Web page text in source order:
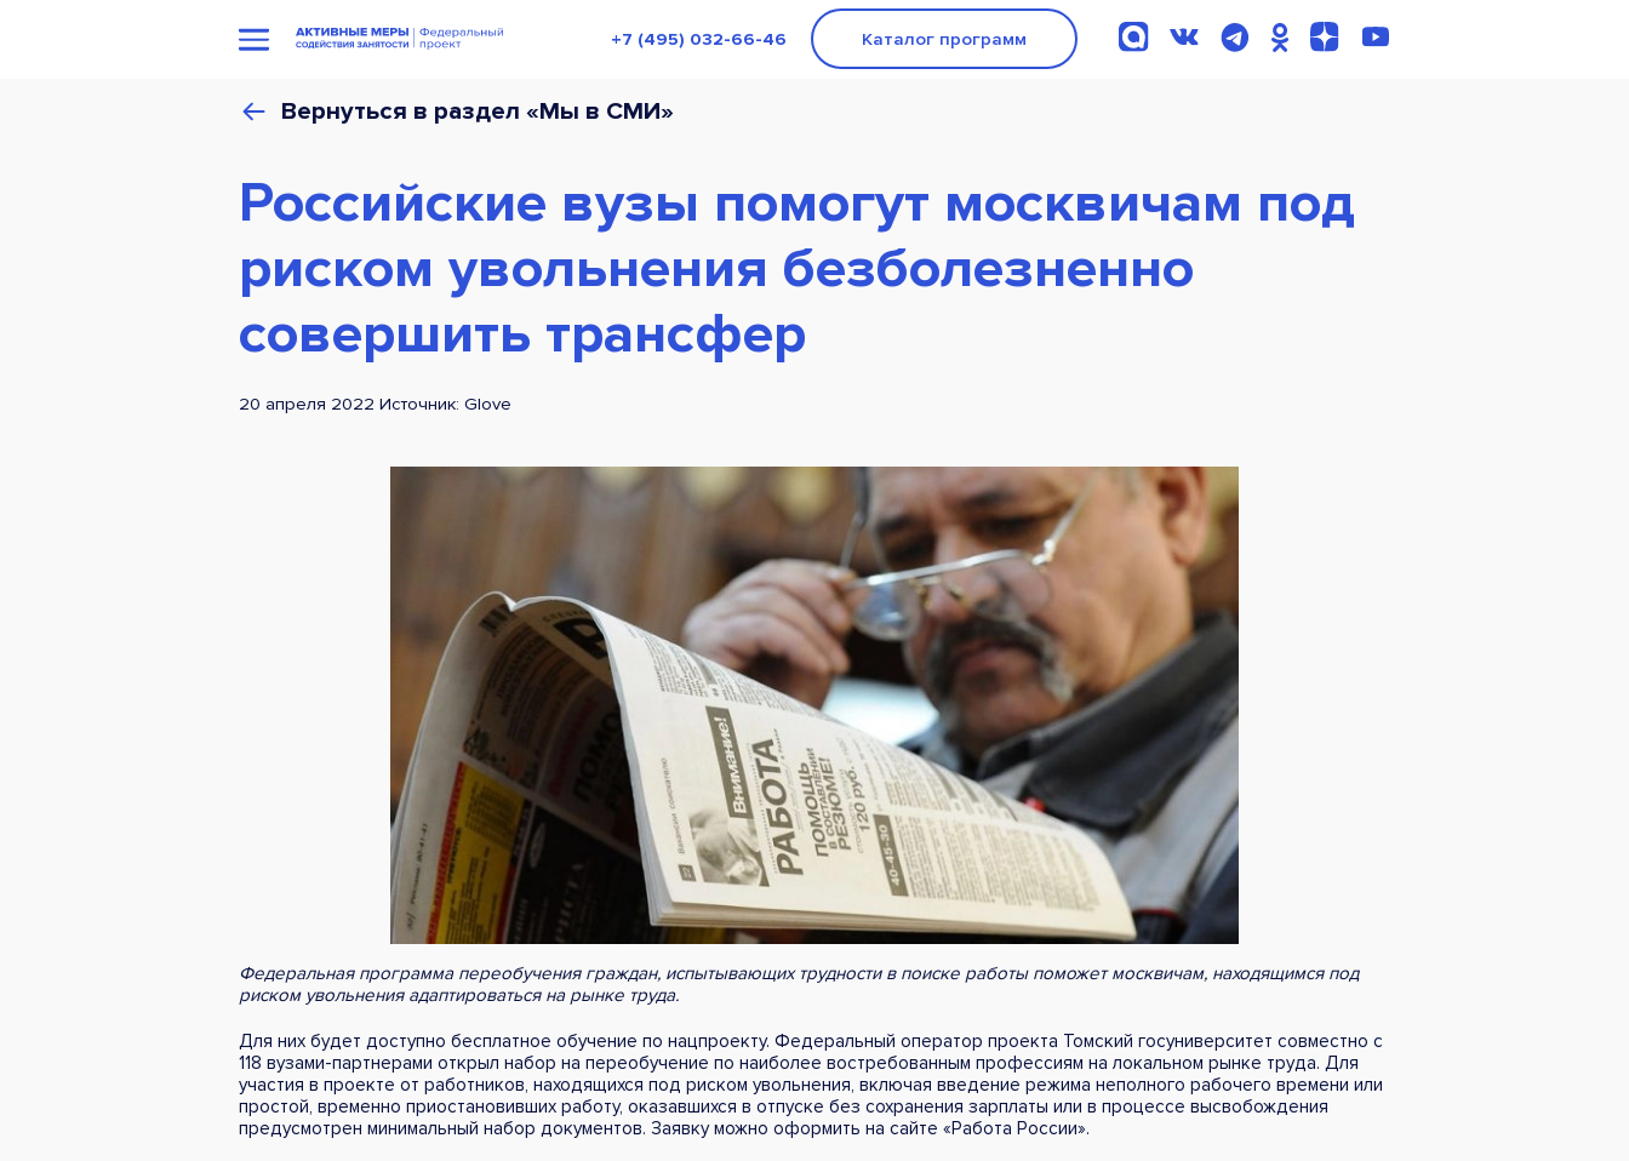
+7 (495) 032-66-46 Каталог программ
Вернуться в раздел «Мы в СМИ»
Российские вузы помогут москвичам под
риском увольнения безболезненно
совершить трансфер
20 апреля 2022 Источник: Glove
Федеральная программа переобучения граждан, испытывающих трудности в поиске работы поможет москвичам, находящимся под
риском увольнения адаптироваться на рынке труда.
Для них будет доступно бесплатное обучение по нацпроекту. Федеральный оператор проекта Томский госуниверситет совместно с
118 вузами-партнерами открыл набор на переобучение по наиболее востребованным профессиям на локальном рынке труда. Для
участия в проекте от работников, находящихся под риском увольнения, включая введение режима неполного рабочего времени или
простой, временно приостановивших работу, оказавшихся в отпуске без сохранения зарплаты или в процессе высвобождения
предусмотрен минимальный набор документов. Заявку можно оформить на сайте «Работа России».